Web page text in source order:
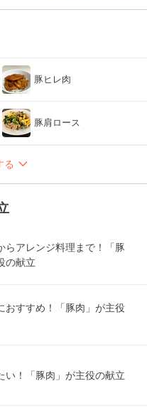
豚ヒレ肉
豚肩ロース
る
らアレンジ料理まで！「豚
の献立
おすすめ！「豚肉」が主役
い！「豚肉」が主役の献立